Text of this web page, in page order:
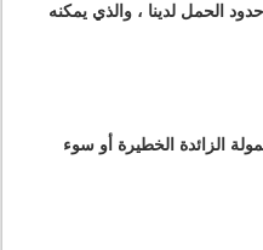
الحمل لدينا ، والذي يمكنه
الزائدة الخطيرة أو سوء